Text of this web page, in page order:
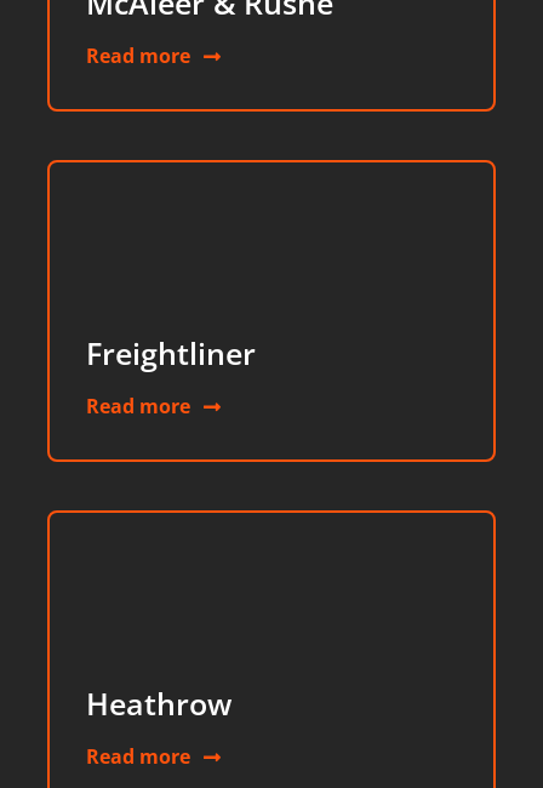
Read more
Freightliner
Read more
Heathrow
Read more